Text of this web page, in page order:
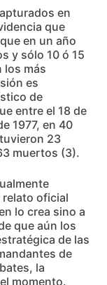
en
que
en un año
y sólo 10 ó 15
los más
es
de
entre el 18 de
1977, en 40
23
muertos (3).
oficial
lo crea sino a
que aún los
de las
de
la
momento.